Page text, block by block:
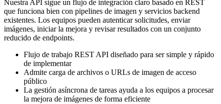
Nuestra API sigue un flujo de integración claro basado en REST
que funciona bien con pipelines de imagen y servicios backend
existentes. Los equipos pueden autenticar solicitudes, enviar
imágenes, iniciar la mejora y revisar resultados con un conjunto
reducido de endpoints.
Flujo de trabajo REST API diseñado para ser simple y rápido
de implementar
Admite carga de archivos o URLs de imagen de acceso
público
La gestión asíncrona de tareas ayuda a los equipos a procesar
la mejora de imágenes de forma eficiente